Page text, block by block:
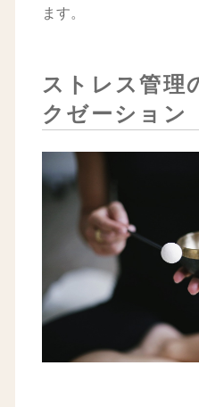
ます。
ストレス管理
クゼーション